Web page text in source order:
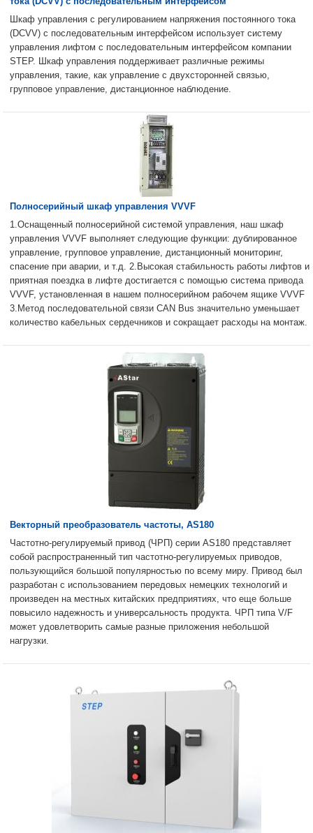
Шкаф управления с регулированием напряжения постоянного тока
(DCVV) с последовательным интерфейсом использует систему
управления лифтом с последовательным интерфейсом компании
STEP. Шкаф управления поддерживает различные режимы
управления, такие, как управление с двухсторонней связью,
групповое управление, дистанционное наблюдение.
Полносерийный шкаф управления VVVF
1.Оснащенный полносерийной системой управления, наш шкаф
управления VVVF выполняет следующие функции: дублированное
управление, групповое управление, дистанционный мониторинг,
спасение при аварии, и т.д. 2.Высокая стабильность работы лифтов и
приятная поездка в лифте достигается с помощью система привода
VVVF, установленная в нашем полносерийном рабочем ящике VVVF
3.Метод последовательной связи CAN Bus значительно уменьшает
количество кабельных сердечников и сокращает расходы на монтаж.
Векторный преобразователь частоты, AS180
Частотно-регулируемый привод (ЧРП) серии AS180 представляет
собой распространенный тип частотно-регулируемых приводов,
пользующийся большой популярностью по всему миру. Привод был
разработан с использованием передовых немецких технологий и
произведен на местных китайских предприятиях, что еще больше
повысило надежность и универсальность продукта. ЧРП типа V/F
может удовлетворить самые разные приложения небольшой
нагрузки.